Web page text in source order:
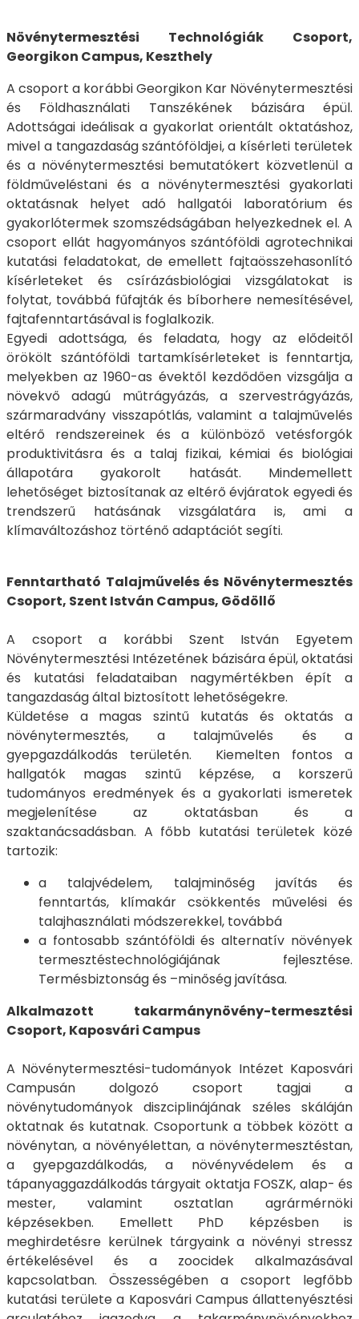
Növénytermesztési Technológiák Csoport,
Georgikon Campus, Keszthely
A csoport a korábbi Georgikon Kar Növénytermesztési
és Földhasználati Tanszékének bázisára épül.
Adottságai ideálisak a gyakorlat orientált oktatáshoz,
mivel a tangazdaság szántóföldjei, a kísérleti területek
és a növénytermesztési bemutatókert közvetlenül a
földműveléstani és a növénytermesztési gyakorlati
oktatásnak helyet adó hallgatói laboratórium és
gyakorlótermek szomszédságában helyezkednek el. A
csoport ellát hagyományos szántóföldi agrotechnikai
kutatási feladatokat, de emellett fajtaösszehasonlító
kísérleteket és csírázásbiológiai vizsgálatokat is
folytat, továbbá fűfajták és bíborhere nemesítésével,
fajtafenntartásával is foglalkozik.
Egyedi adottsága, és feladata, hogy az elődeitől
örökölt szántóföldi tartamkísérleteket is fenntartja,
melyekben az 1960-as évektől kezdődően vizsgálja a
növekvő adagú műtrágyázás, a szervestrágyázás,
szármaradvány visszapótlás, valamint a talajművelés
eltérő rendszereinek és a különböző vetésforgók
produktivitásra és a talaj fizikai, kémiai és biológiai
állapotára gyakorolt hatását. Mindemellett
lehetőséget biztosítanak az eltérő évjáratok egyedi és
trendszerű hatásának vizsgálatára is, ami a
klímaváltozáshoz történő adaptációt segíti.
Fenntartható Talajművelés és Növénytermesztés
Csoport, Szent István Campus, Gödöllő
A csoport a korábbi Szent István Egyetem
Növénytermesztési Intézetének bázisára épül, oktatási
és kutatási feladataiban nagymértékben épít a
tangazdaság által biztosított lehetőségekre.
Küldetése a magas szintű kutatás és oktatás a
növénytermesztés, a talajművelés és a
gyepgazdálkodás területén. Kiemelten fontos a
hallgatók magas szintű képzése, a korszerű
tudományos eredmények és a gyakorlati ismeretek
megjelenítése az oktatásban és a
szaktanácsadásban. A főbb kutatási területek közé
tartozik:
a talajvédelem, talajminőség javítás és
fenntartás, klímakár csökkentés művelési és
talajhasználati módszerekkel, továbbá
a fontosabb szántóföldi és alternatív növények
termesztéstechnológiájának fejlesztése.
Termésbiztonság és –minőség javítása.
Alkalmazott takarmánynövény-termesztési
Csoport, Kaposvári Campus
A Növénytermesztési-tudományok Intézet Kaposvári
Campusán dolgozó csoport tagjai a
növénytudományok diszciplinájának széles skáláján
oktatnak és kutatnak. Csoportunk a többek között a
növénytan, a növényélettan, a növénytermesztéstan,
a gyepgazdálkodás, a növényvédelem és a
tápanyaggazdálkodás tárgyait oktatja FOSZK, alap- és
mester, valamint osztatlan agrármérnöki
képzésekben. Emellett PhD képzésben is
meghirdetésre kerülnek tárgyaink a növényi stressz
értékelésével és a zoocidek alkalmazásával
kapcsolatban. Összességében a csoport legfőbb
kutatási területe a Kaposvári Campus állattenyésztési